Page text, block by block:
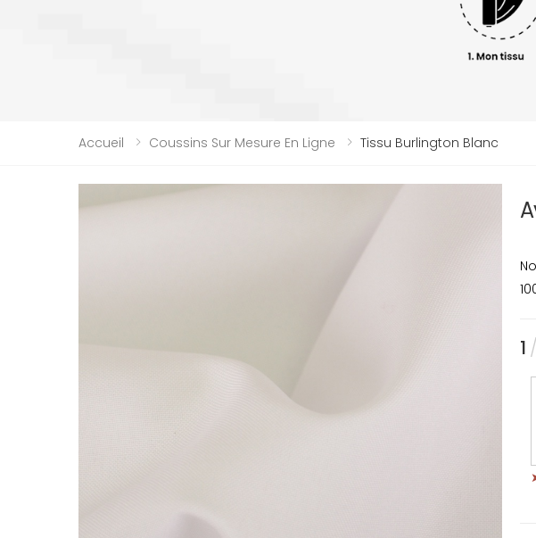
Accueil Coussins Sur Mesure En Ligne Tissu Burlington Blanc
1 /